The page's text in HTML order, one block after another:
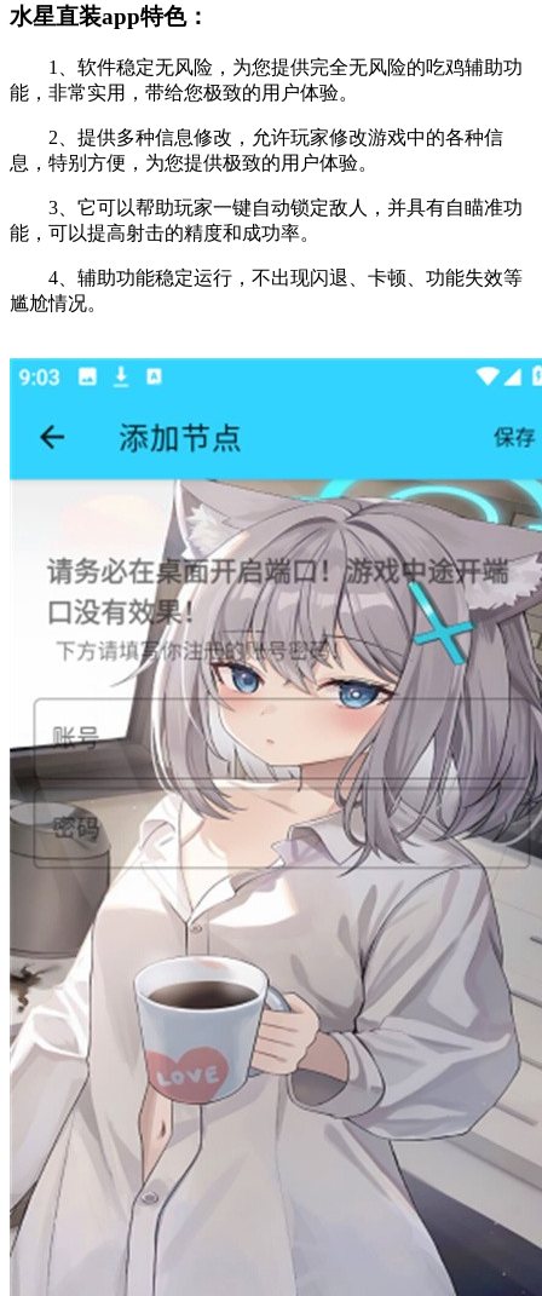
水星直装app特色：
1、软件稳定无风险，为您提供完全无风险的吃鸡辅助功
能，非常实用，带给您极致的用户体验。
2、提供多种信息修改，允许玩家修改游戏中的各种信
息，特别方便，为您提供极致的用户体验。
3、它可以帮助玩家一键自动锁定敌人，并具有自瞄准功
能，可以提高射击的精度和成功率。
4、辅助功能稳定运行，不出现闪退、卡顿、功能失效等
尴尬情况。